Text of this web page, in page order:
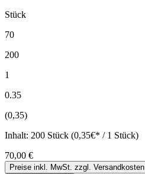
Stück
70
200
1
0.35
(0,35)
Inhalt: 200 Stück (0,35€* / 1 Stück)
70,00 €
Preise inkl. MwSt. zzgl. Versandkosten